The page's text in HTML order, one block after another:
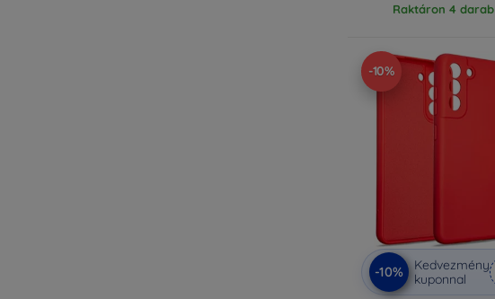
Raktáron 4 darab
-10%
-10%
Kedvezmény
kuponnal